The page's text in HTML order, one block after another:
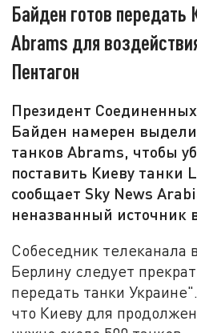
Байден готов передать
Abrams для
Пентагон
Президент
Байден намерен
танков Abrams, чтобы
поставить Киеву танки
сообщает Sky News
неназванный источник
Собеседник телеканала
Берлину следует
передать танки
что Киеву для